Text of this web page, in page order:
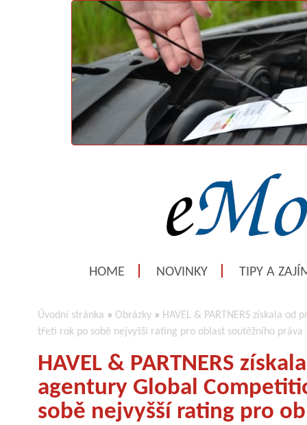
HOME NOVINKY TIPY A
Úvodní stránka » Obrázky » HAVEL & PARTNERS získala
třetí rok po sobě nejvyšší rating pro oblast soutěžního práva
HAVEL & PARTNERS
agentury Global
sobě nejvyšší rating pro